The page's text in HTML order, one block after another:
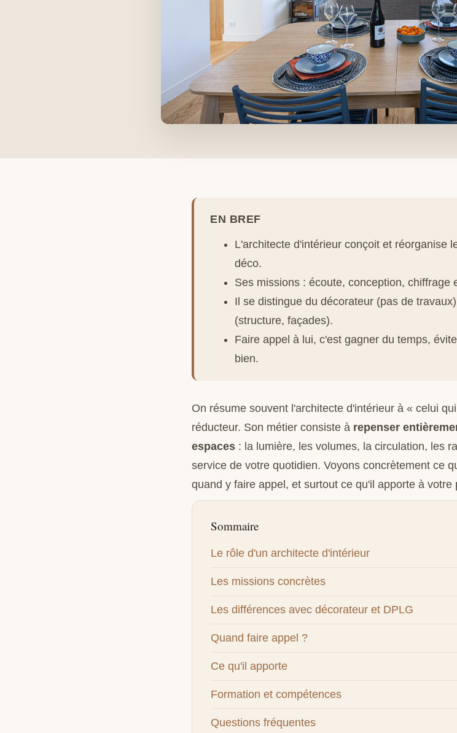
EN BREF
L'architecte d'intérieur conçoit et réorganise
déco.
Ses missions : écoute, conception, chiffrage
Il se distingue du décorateur (pas de
(structure, façades).
Faire appel à lui, c'est gagner du temps,
bien.
On résume souvent l'architecte d'intérieur à « celui
réducteur. Son métier consiste à repenser
espaces : la lumière, les volumes, la circulation, les
service de votre quotidien. Voyons concrètement ce
quand y faire appel, et surtout ce qu'il apporte à votre
Sommaire
Le rôle d'un architecte d'intérieur
Les missions concrètes
Les différences avec décorateur et DPLG
Quand faire appel ?
Ce qu'il apporte
Formation et compétences
Questions fréquentes